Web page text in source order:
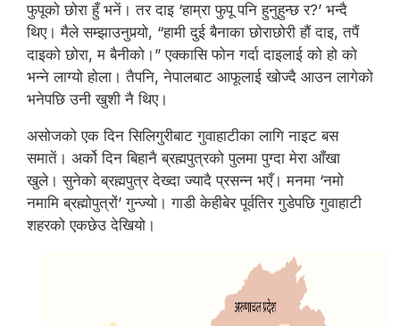
फुपूको छोरा हुँ भनें। तर दाइ ‘हाम्रा फुपू पनि हुनुहुन्छ र?’ भन्दै
थिए। मैले सम्झाउनुपर्‍यो, “हामी दुई बैनाका छोराछोरी हौं दाइ, तपैं
दाइको छोरा, म बैनीको।” एक्कासि फोन गर्दा दाइलाई को हो को
भन्ने लाग्यो होला। तैपनि, नेपालबाट आफूलाई खोज्दै आउन लागेको
भनेपछि उनी खुशी नै थिए।
असोजको एक दिन सिलिगुरीबाट गुवाहाटीका लागि नाइट बस
समातें। अर्को दिन बिहानै ब्रह्मपुत्रको पुलमा पुग्दा मेरा आँखा
खुले। सुनेको ब्रह्मपुत्र देख्दा ज्यादै प्रसन्न भएँ। मनमा ‘नमो
नमामि ब्रह्मोपुत्रों’ गुन्ज्यो। गाडी केहीबेर पूर्वतिर गुडेपछि गुवाहाटी
शहरको एकछेउ देखियो।